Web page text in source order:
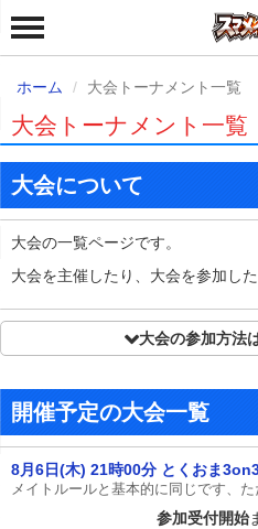
ホーム 大会トーナメント一覧
大会トーナメント一覧
大会について
大会の一覧ページです。
大会を主催したり、大会を参加し
大会の参加方法
開催予定の大会一覧
8月6日(木) 21時00分 とくおま
参加受付開始